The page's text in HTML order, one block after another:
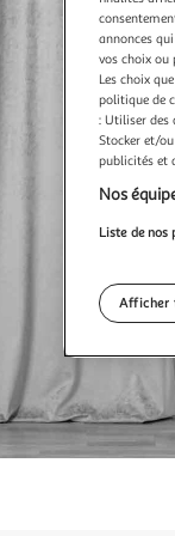
annonces
vos choix ou
Les choix
politique de
: Utiliser des
Stocker et/
publicités et
Nos
Liste de nos
Afficher